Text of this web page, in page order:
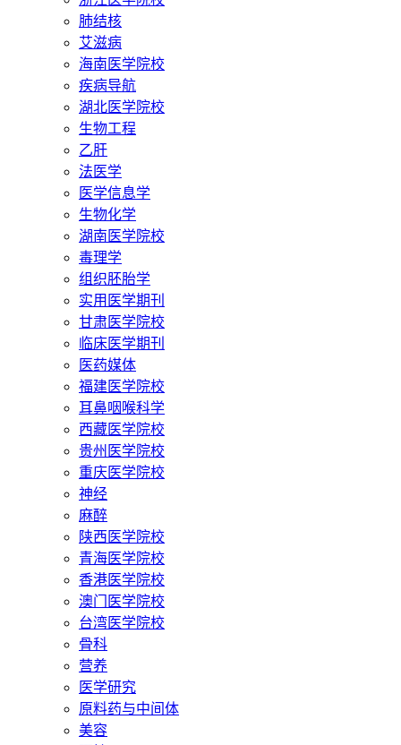
肺结核
艾滋病
海南医学院校
疾病导航
湖北医学院校
生物工程
乙肝
法医学
医学信息学
生物化学
湖南医学院校
毒理学
组织胚胎学
实用医学期刊
甘肃医学院校
临床医学期刊
医药媒体
福建医学院校
耳鼻咽喉科学
西藏医学院校
贵州医学院校
重庆医学院校
神经
麻醉
陕西医学院校
青海医学院校
香港医学院校
澳门医学院校
台湾医学院校
骨科
营养
医学研究
原料药与中间体
美容